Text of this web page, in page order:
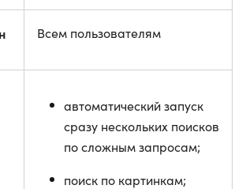
Всем пользователям
автоматический запуск
сразу нескольких поисков
по сложным запросам;
поиск по картинкам;